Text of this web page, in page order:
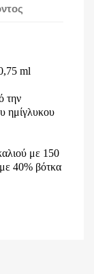
ml
την
ημίγλυκου
με 150
40% βότκα